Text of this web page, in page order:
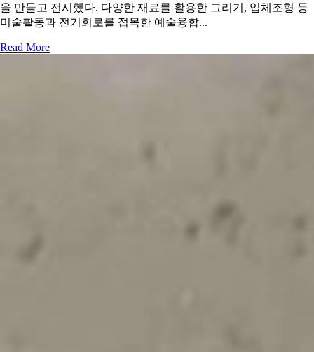
을 만들고 전시했다. 다양한 재료를 활용한 그리기, 입체조형 등
미술활동과 전기회로를 접목한 예술융합...
Read More